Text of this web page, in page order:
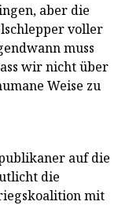
aber die
voller
muss
wir nicht über
Weise zu
auf die
die
mit